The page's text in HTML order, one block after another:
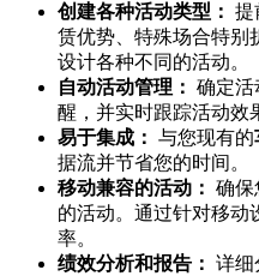
创建各种活动类型： 提
赁优势、特殊场合特
设计各种不同的活动。
自动活动管理： 确定活
醒，并实时跟踪活动效
易于集成： 与您现有的
据流并节省您的时间。
移动兼容的活动： 确保
的活动。通过针对移动
率。
绩效分析和报告： 详细